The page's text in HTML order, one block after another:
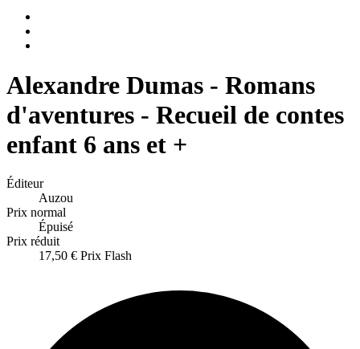
Alexandre Dumas - Romans
d'aventures - Recueil de contes
enfant 6 ans et +
Éditeur
Auzou
Prix normal
Épuisé
Prix réduit
17,50 € Prix Flash